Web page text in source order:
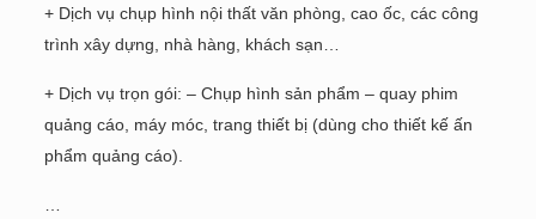
+ Dịch vụ chụp hình nội thất văn phòng, cao ốc, các công
trình xây dựng, nhà hàng, khách sạn…
+ Dịch vụ trọn gói: – Chụp hình sản phẩm – quay phim
quảng cáo, máy móc, trang thiết bị (dùng cho thiết kế ấn
phẩm quảng cáo).